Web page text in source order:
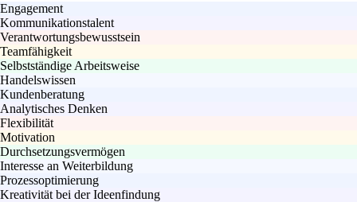
Engagement
Kommunikationstalent
Verantwortungsbewusstsein
Teamfähigkeit
Selbstständige Arbeitsweise
Handelswissen
Kundenberatung
Analytisches Denken
Flexibilität
Motivation
Durchsetzungsvermögen
Interesse an Weiterbildung
Prozessoptimierung
Kreativität bei der Ideenfindung